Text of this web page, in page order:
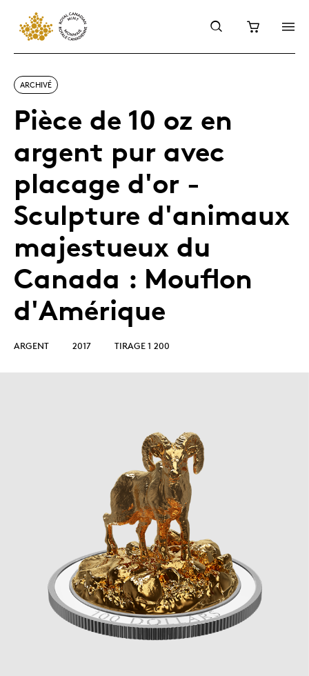
ARCHIVÉ
Pièce de 10 oz en
argent pur avec
placage d'or -
Sculpture d'animaux
majestueux du
Canada : Mouflon
d'Amérique
ARGENT 2017 TIRAGE 1 200